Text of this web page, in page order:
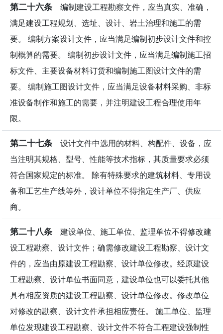
第二十六条 编制建设工程勘察文件，应当真实、准确，
满足建设工程规划、选址、设计、岩土治理和施工的需
要。 编制方案设计文件，应当满足编制初步设计文件和控
制概算的需要。 编制初步设计文件，应当满足编制施工招
标文件、主要设备材料订货和编制施工图设计文件的需
要。 编制施工图设计文件，应当满足设备材料采购、非标
准设备制作和施工的需要，并注明建设工程合理使用年
限。
第二十七条 设计文件中选用的材料、构配件、设备，应
当注明其规格、型号、性能等技术指标，其质量要求必须
符合国家规定的标准。 除有特殊要求的建筑材料、专用设
备和工艺生产线等外，设计单位不得指定生产厂、供应
商。
第二十八条 建设单位、施工单位、监理单位不得修改建
设工程勘察、设计文件；确需修改建设工程勘察、设计文
件的，应当由原建设工程勘察、设计单位修改。经原建设
工程勘察、设计单位书面同意，建设单位也可以委托其他
具有相应资质的建设工程勘察、设计单位修改。修改单位
对修改的勘察、设计文件承担相应责任。 施工单位、监理
单位发现建设工程勘察、设计文件不符合工程建设强制性